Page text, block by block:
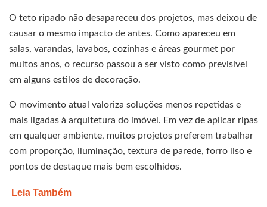
O teto ripado não desapareceu dos projetos, mas deixou de
causar o mesmo impacto de antes. Como apareceu em
salas, varandas, lavabos, cozinhas e áreas gourmet por
muitos anos, o recurso passou a ser visto como previsível
em alguns estilos de decoração.
O movimento atual valoriza soluções menos repetidas e
mais ligadas à arquitetura do imóvel. Em vez de aplicar ripas
em qualquer ambiente, muitos projetos preferem trabalhar
com proporção, iluminação, textura de parede, forro liso e
pontos de destaque mais bem escolhidos.
Leia Também